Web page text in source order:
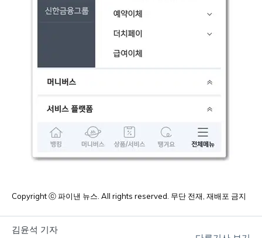
Copyright ⓒ 파이낸 뉴스. All rights reserved. 무단 전재, 재배포 금지
김윤석 기자